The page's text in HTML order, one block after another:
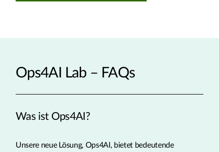
Ops4AI Lab – FAQs
Was ist Ops4AI?
Unsere neue Lösung, Ops4AI, bietet bedeutende